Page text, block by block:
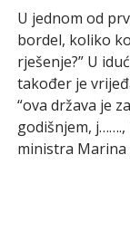
U jednom od
bordel, koliko
rješenje?” U
također je
“ova država je
godišnjem, j…….,
ministra Marina